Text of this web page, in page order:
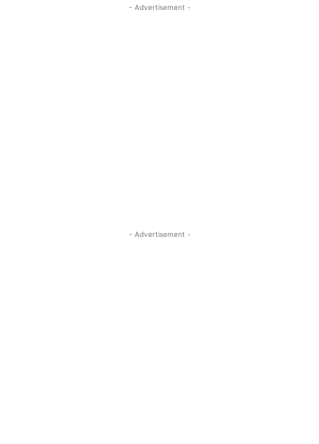
- Advertisement -
- Advertisement -